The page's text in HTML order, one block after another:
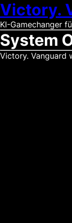
Victory.
KI-Gamechanger
System
Victory. Vanguard